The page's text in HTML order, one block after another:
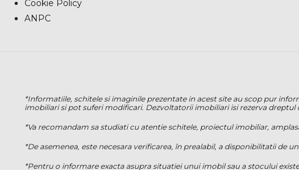
Cookie Policy
ANPC
*Informatiile, schitele si imaginile prezentate in acest site au scop pur
imobiliari si pot suferi modificari. Dezvoltatorii imobiliari isi rezerva
*Va recomandam sa studiati cu atentie schitele, proiectul imobiliar,
*De asemenea, este necesara verificarea, în prealabil, a disponibilitatii
*Pentru o informare exacta asupra situatiei unui imobil sau a stocului